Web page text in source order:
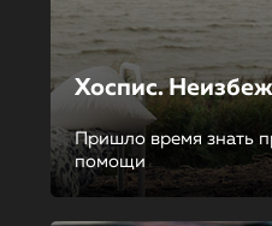
Хоспис.
Пришло время знать
помощи